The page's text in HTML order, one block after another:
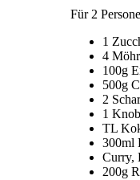
Für 2
1
4
100g
500g
2
1
TL
300ml
Curry,
200g